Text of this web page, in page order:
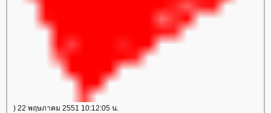
) 22 พฤษภาคม 2551 10:12:05 น.